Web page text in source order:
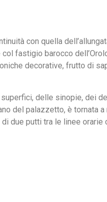
con quella
fastigio barocco
decorative, frutto di
delle sinopie, dei
del palazzetto, è tornata
due putti tra le linee